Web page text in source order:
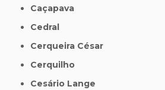
Caçapava
Cedral
Cerqueira César
Cerquilho
Cesário Lange